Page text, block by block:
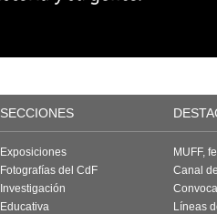
SECCIONES
Exposiciones
Fotografías del CdF
Investigación
Educativa
MUFF,
Canal
Líneas